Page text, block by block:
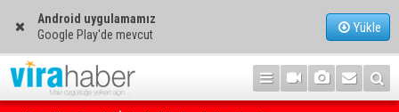
Android uygulamamız
Google Play'de mevcut
Yükle